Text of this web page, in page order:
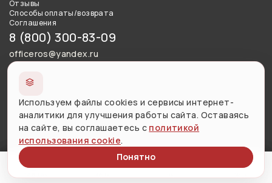
Отзывы
Способы оплаты/возврата
Соглашения
8 (800) 300-83-09
officeros@yandex.ru
Использование материалов сайта разрешено с письменного
согласия правообладателя и обязательной ссылкой на
источник.
Версия сайта для слабовидящих
Меню
Личный кабинет
Поиск
Используем файлы cookies и сервисы интернет-
аналитики для улучшения работы сайта. Оставаясь
на сайте, вы соглашаетесь с политикой
использования cookie.
Понятно